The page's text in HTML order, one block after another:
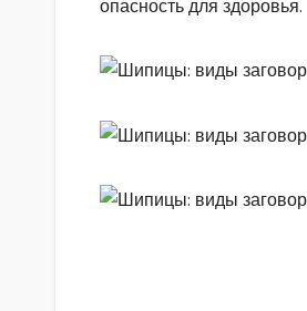
опасность для здоровья.